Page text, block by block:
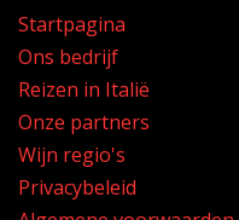
Startpagina
Ons bedrijf
Reizen in Italië
Onze partners
Wijn regio's
Privacybeleid